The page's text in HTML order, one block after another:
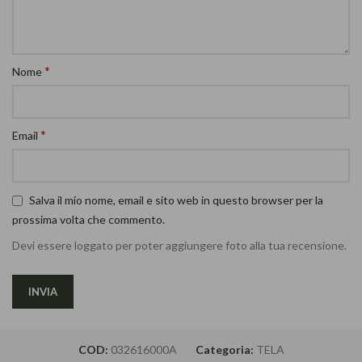
Nome*
Email *
Salva il mio nome, email e sito web in questo browser per la
prossima volta che commento.
Devi essere loggato per poter aggiungere foto alla tua recensione.
COD: 032616000A Categoria: TELA